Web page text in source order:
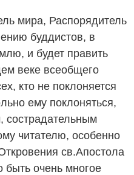
мира, Распорядитель
буддистов, в
и будет править
веке всеобщего
кто не поклоняется
ему поклоняться,
сострадательным
читателю, особенно
св.Апостола
быть очень многое